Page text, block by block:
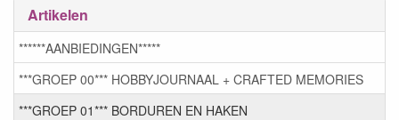
Artikelen
******AANBIEDINGEN*****
***GROEP 00*** HOBBYJOURNAAL + CRAFTED MEMORIES
***GROEP 01*** BORDUREN EN HAKEN